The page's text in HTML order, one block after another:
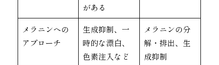
がある
メラニンへの
アプローチ
生成抑制、一
時的な漂白、
色素注入など
メラニンの分
解・排出、生
成抑制